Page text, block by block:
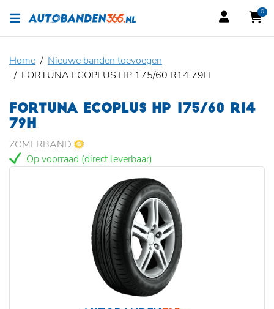
0
Home
Nieuwe banden toevoegen
FORTUNA ECOPLUS HP 175/60 R14 79H
FORTUNA ECOPLUS HP 175/60 R14
79H
ZOMERBAND
Op voorraad (direct leverbaar)